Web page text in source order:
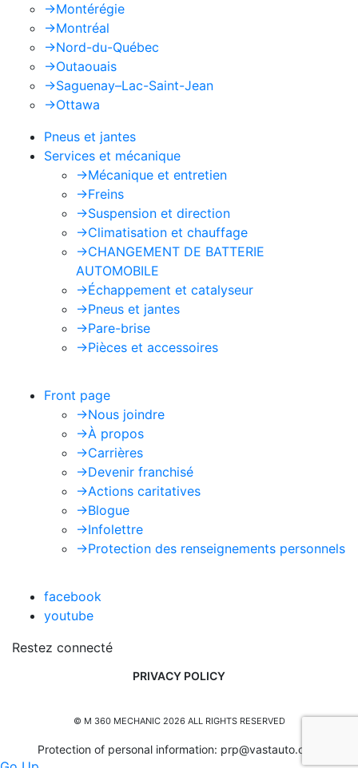
->Montérégie
->Montréal
->Nord-du-Québec
->Outaouais
->Saguenay–Lac-Saint-Jean
->Ottawa
Pneus et jantes
Services et mécanique
->Mécanique et entretien
->Freins
->Suspension et direction
->Climatisation et chauffage
->CHANGEMENT DE BATTERIE
AUTOMOBILE
->Échappement et catalyseur
->Pneus et jantes
->Pare-brise
->Pièces et accessoires
Front page
->Nous joindre
->À propos
->Carrières
->Devenir franchisé
->Actions caritatives
->Blogue
->Infolettre
->Protection des renseignements personnels
facebook
youtube
Restez connecté
PRIVACY POLICY
© M 360 MECHANIC 2026 ALL RIGHTS RESERVED
Protection of personal information: prp@vastauto.com